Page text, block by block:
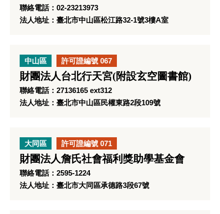
聯絡電話：02-23213973
法人地址：臺北市中山區松江路32-1號3樓A室
中山區 許可證編號 067
財團法人台北行天宮(附設玄空圖書館)
聯絡電話：27136165 ext312
法人地址：臺北市中山區民權東路2段109號
大同區 許可證編號 071
財團法人詹氏社會福利獎助學基金會
聯絡電話：2595-1224
法人地址：臺北市大同區承德路3段67號